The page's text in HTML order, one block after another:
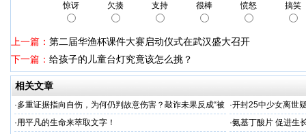
惊讶 欠揍 支持 很棒 愤怒 搞笑
上一篇： 第二届华渔杯课件大赛启动仪式在武汉盛大召开
下一篇： 给孩子的儿童台灯究竟该怎么挑？
相关文章
·多重证据指向自伤，为何仍判故意伤害？敲诈未果反成“被
害人”
·开封25中少女离世
查引家属强烈质疑
·用平凡的生命来萃取文字！ ·氨基丁酸片 促进生